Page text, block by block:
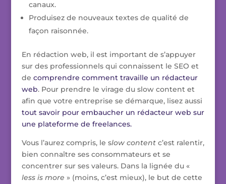
canaux.
Produisez de nouveaux textes de qualité de
façon raisonnée.
En rédaction web, il est important de s’appuyer
sur des professionnels qui connaissent le SEO et
de comprendre comment travaille un rédacteur
web. Pour prendre le virage du slow content et
afin que votre entreprise se démarque, lisez aussi
tout savoir pour embaucher un rédacteur web sur
une plateforme de freelances.
Vous l’aurez compris, le slow contentc’est ralentir,
bien connaître ses consommateurs et se
concentrer sur ses valeurs. Dans la lignée du «
less is more » (moins, c’est mieux), le but de cette